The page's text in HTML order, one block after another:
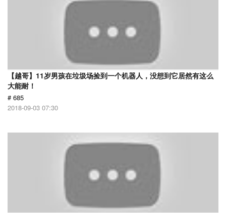
【越哥】11岁男孩在垃圾场捡到一个机器人，没想到它居然有这么
大能耐！
# 685
2018-09-03 07:30